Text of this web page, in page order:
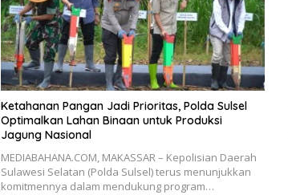
Ketahanan Pangan Jadi Prioritas, Polda Sulsel
Optimalkan Lahan Binaan untuk Produksi
Jagung Nasional
MEDIABAHANA.COM, MAKASSAR – Kepolisian Daerah
Sulawesi Selatan (Polda Sulsel) terus menunjukkan
komitmennya dalam mendukung program…